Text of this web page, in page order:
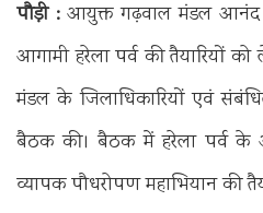
पौड़ी :आयुक्त गढ़वाल मंडल आनंद
आगामी हरेला पर्व की तैयारियों
मंडल के जिलाधिकारियों एवं
बैठक की। बैठक में हरेला पर्व के
व्यापक पौधरोपण महाभियान की